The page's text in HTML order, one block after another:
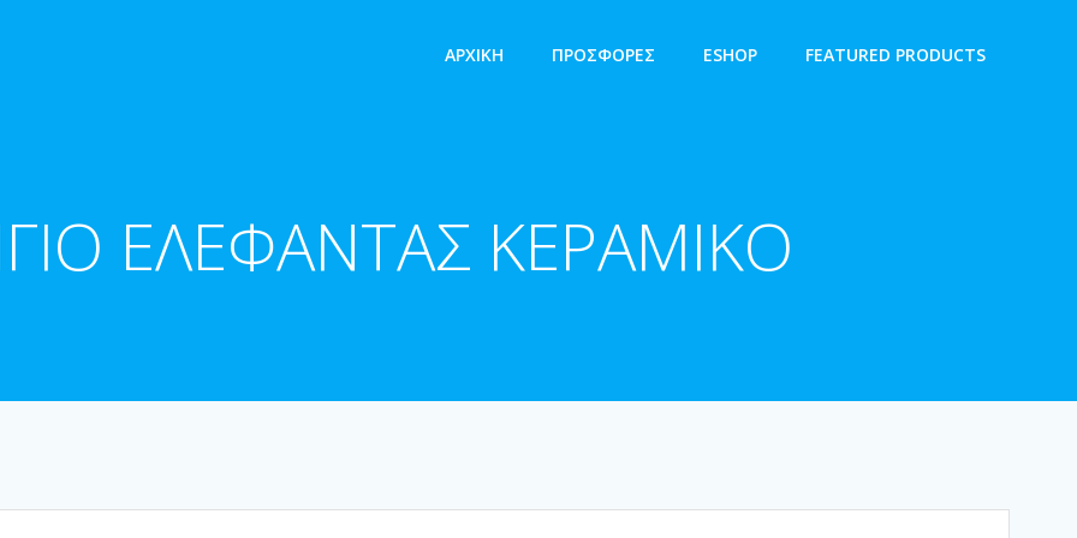
ΑΡΧΙΚΉ ΠΡΟΣΦΟΡΕΣ ESHOP FEATURED PRODUCTS
ΕΛΕΦΑΝΤΑΣ ΚΕΡΑΜΙΚΟ